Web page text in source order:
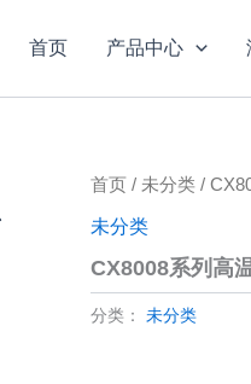
首页 产品中心
首页 / 未分类 /
未分类
CX8008系列高
分类： 未分类